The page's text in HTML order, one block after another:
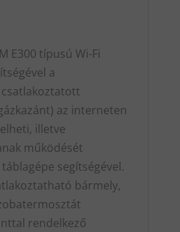
E300 típusú Wi-Fi
a
az interneten
illetve
működését
segítségével.
bármely,
rendelkező